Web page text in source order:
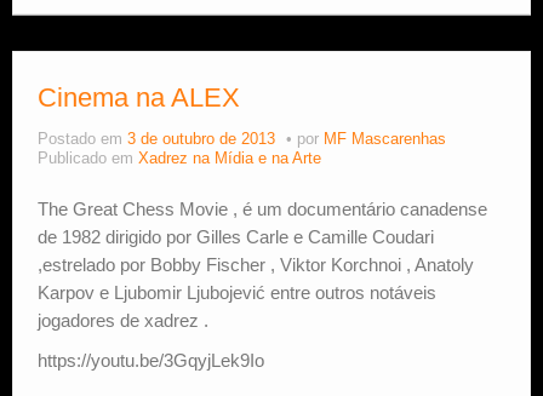
Cinema na ALEX
Postado em 3 de outubro de 2013 por MF Mascarenhas
Publicado em Xadrez na Mídia e na Arte
The Great Chess Movie , é um documentário canadense
de 1982 dirigido por Gilles Carle e Camille Coudari
,estrelado por Bobby Fischer , Viktor Korchnoi , Anatoly
Karpov e Ljubomir Ljubojević entre outros notáveis ​​
jogadores de xadrez .
https://youtu.be/3GqyjLek9Io